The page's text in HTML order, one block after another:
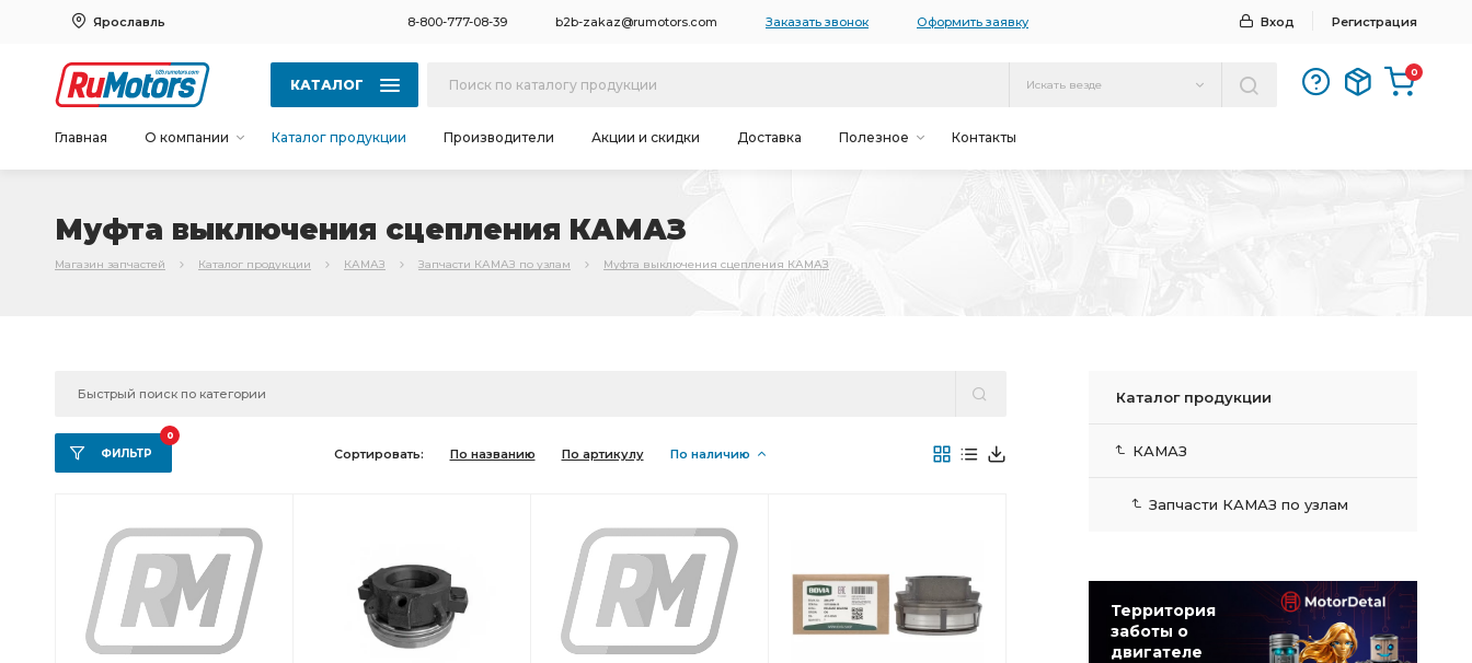
Ярославль 8-800-777-08-39 b2b-zakaz@rumotors.com Заказать звонок Оформить заявку Вход Регистрация
КАТАЛОГ Искать везде
0
Главная О компании Каталог продукции Производители Акции и скидки Доставка Полезное Контакты
Муфта выключения сцепления КАМАЗ
Магазин запчастей Каталог продукции КАМАЗ Запчасти КАМАЗ по узлам Муфта выключения сцепления КАМАЗ
ФИЛЬТР
0
Сортировать: По названию По артикулу По наличию
Каталог продукции
КАМАЗ
Запчасти КАМАЗ по узлам
Территория
заботы о
двигателе